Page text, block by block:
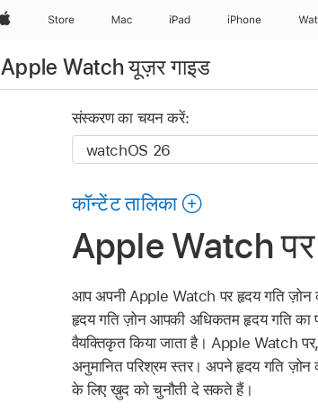
AppleStore Mac iPad iPhone
Apple Watch यूज़र गाइड
संस्करण का चयन करें:
कॉन्टेंट तालिका
Apple Watch
आप अपनी Apple Watch पर हृदय गति ज़ोन
हृदय गति ज़ोन आपकी अधिकतम हृदय गति
वैयक्तिकृत किया जाता है। Apple Watch
अनुमानित परिश्रम स्तर। अपने हृदय गति
के लिए ख़ुद को चुनौती दे सकते हैं।